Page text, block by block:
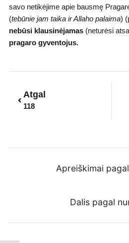
savo netikėjime apie bausmę
(tebūnie jam taika ir Allaho palaima)
nebūsi klausinėjamas(neturėsi
pragaro gyventojus.
Atgal
118
Apreiškimai
Dalis pagal